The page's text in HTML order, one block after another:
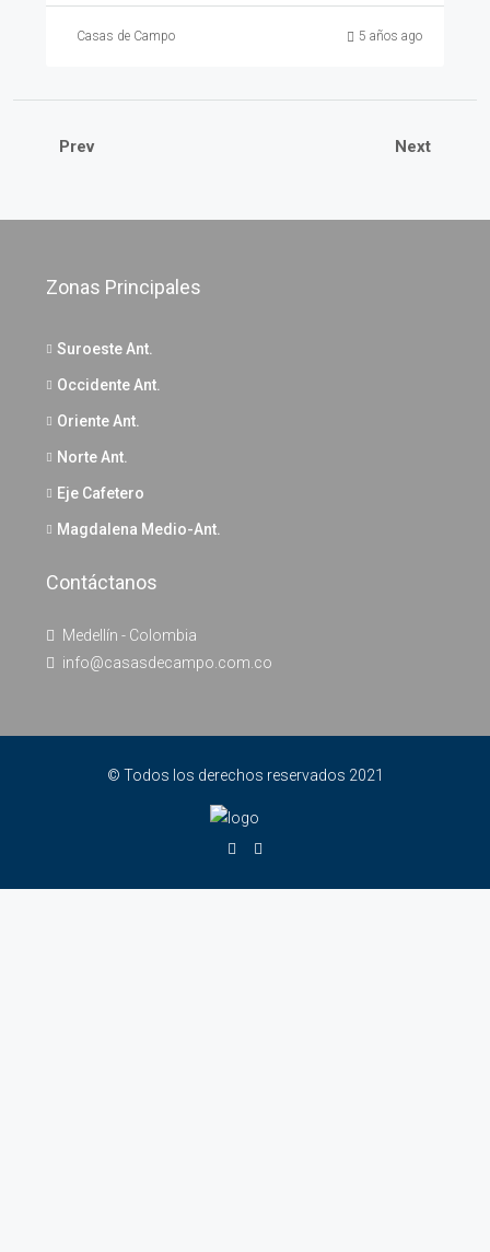
Casas de Campo 5 años ago
Prev Next
Zonas Principales
Suroeste Ant.
Occidente Ant.
Oriente Ant.
Norte Ant.
Eje Cafetero
Magdalena Medio-Ant.
Contáctanos
Medellín - Colombia
info@casasdecampo.com.co
© Todos los derechos reservados 2021